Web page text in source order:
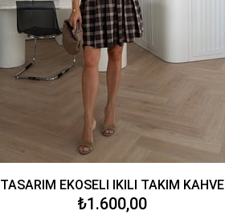
TASARIM EKOSELİ İKİLİ TAKIM KAHVE
₺1.600,00